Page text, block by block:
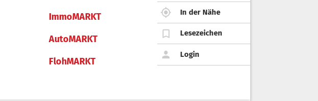
ImmoMARKT
AutoMARKT
FlohMARKT
In der Nähe
Lesezeichen
Login